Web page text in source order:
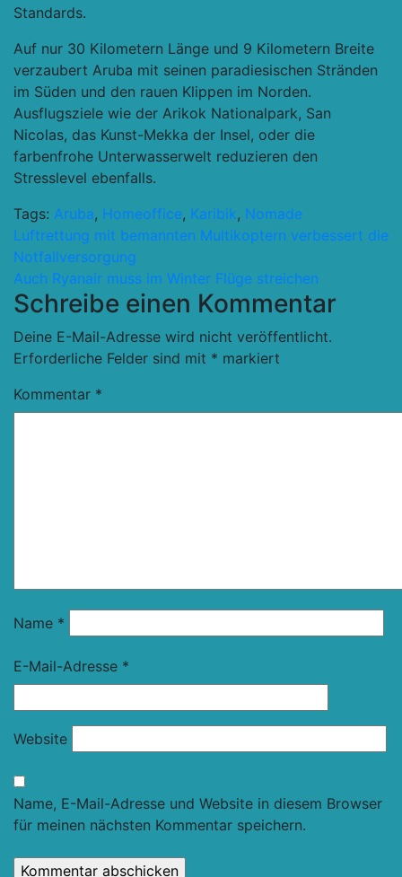
Standards.
Auf nur 30 Kilometern Länge und 9 Kilometern Breite
verzaubert Aruba mit seinen paradiesischen Stränden
im Süden und den rauen Klippen im Norden.
Ausflugsziele wie der Arikok Nationalpark, San
Nicolas, das Kunst-Mekka der Insel, oder die
farbenfrohe Unterwasserwelt reduzieren den
Stresslevel ebenfalls.
Tags: Aruba, Homeoffice, Karibik, Nomade
Beitragsnavigation
Luftrettung mit bemannten Multikoptern verbessert die
Notfallversorgung
Auch Ryanair muss im Winter Flüge streichen
Schreibe einen Kommentar
Deine E-Mail-Adresse wird nicht veröffentlicht.
Erforderliche Felder sind mit * markiert
Kommentar *
Name *
E-Mail-Adresse *
Website
Name, E-Mail-Adresse und Website in diesem Browser
für meinen nächsten Kommentar speichern.